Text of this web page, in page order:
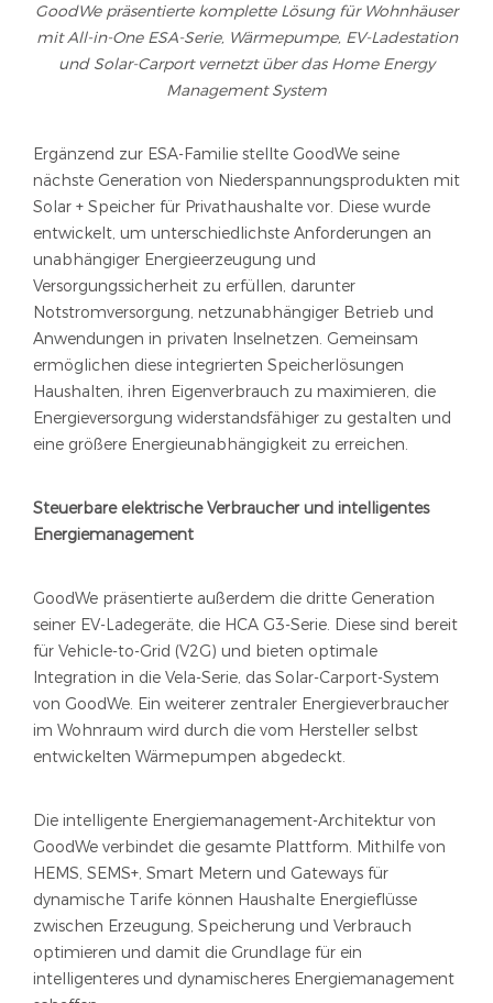
GoodWe präsentierte komplette Lösung für Wohnhäuser
mit All-in-One ESA-Serie, Wärmepumpe, EV-Ladestation
und Solar-Carport vernetzt über das Home Energy
Management System
Ergänzend zur ESA-Familie stellte GoodWe seine
nächste Generation von Niederspannungsprodukten mit
Solar + Speicher für Privathaushalte vor. Diese wurde
entwickelt, um unterschiedlichste Anforderungen an
unabhängiger Energieerzeugung und
Versorgungssicherheit zu erfüllen, darunter
Notstromversorgung, netzunabhängiger Betrieb und
Anwendungen in privaten Inselnetzen. Gemeinsam
ermöglichen diese integrierten Speicherlösungen
Haushalten, ihren Eigenverbrauch zu maximieren, die
Energieversorgung widerstandsfähiger zu gestalten und
eine größere Energieunabhängigkeit zu erreichen.
Steuerbare elektrische Verbraucher und intelligentes
Energiemanagement
GoodWe präsentierte außerdem die dritte Generation
seiner EV-Ladegeräte, die HCA G3-Serie. Diese sind bereit
für Vehicle-to-Grid (V2G) und bieten optimale
Integration in die Vela-Serie, das Solar-Carport-System
von GoodWe. Ein weiterer zentraler Energieverbraucher
im Wohnraum wird durch die vom Hersteller selbst
entwickelten Wärmepumpen abgedeckt.
Die intelligente Energiemanagement-Architektur von
GoodWe verbindet die gesamte Plattform. Mithilfe von
HEMS, SEMS+, Smart Metern und Gateways für
dynamische Tarife können Haushalte Energieflüsse
zwischen Erzeugung, Speicherung und Verbrauch
optimieren und damit die Grundlage für ein
intelligenteres und dynamischeres Energiemanagement